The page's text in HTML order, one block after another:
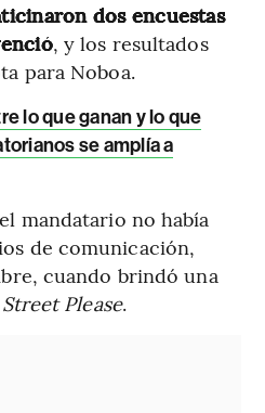
dos encuestas
, y los resultados
para Noboa.
lo que ganan y lo que
se amplía a
mandatario no había
de comunicación,
cuando brindó una
Street Please.